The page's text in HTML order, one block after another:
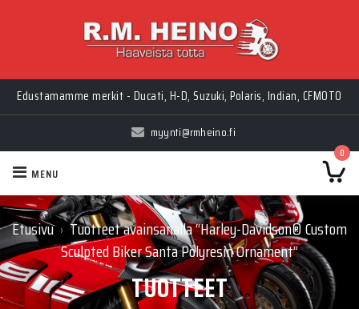
Edustamamme merkit - Ducati, H-D, Suzuki, Polaris, Indian, CFMOTO
myynti@rmheino.fi
0
MENU
Etusivu › Tuotteet avainsanalla “Harley-Davidson® Custom
Sculpted Biker Santa Polyresin Ornament”
TUOTTEET